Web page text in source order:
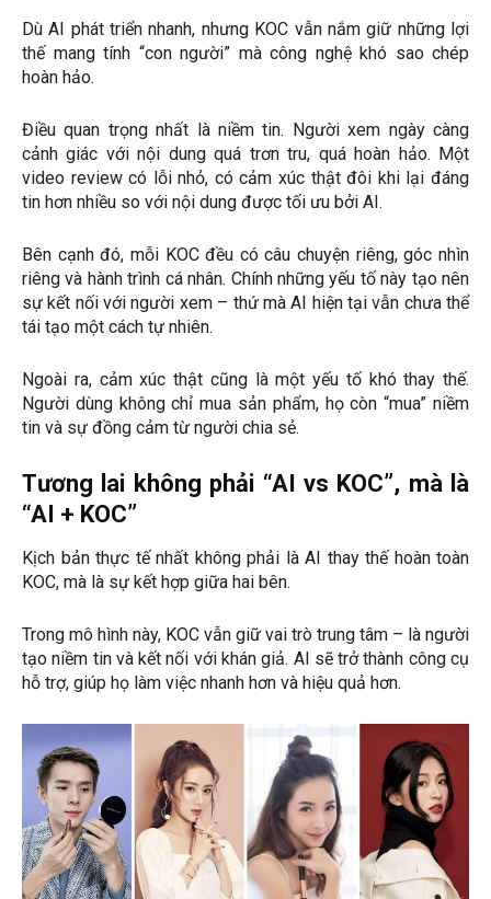
Dù AI phát triển nhanh, nhưng KOC vẫn nắm giữ những lợi
thế mang tính “con người” mà công nghệ khó sao chép
hoàn hảo.
Điều quan trọng nhất là niềm tin. Người xem ngày càng
cảnh giác với nội dung quá trơn tru, quá hoàn hảo. Một
video review có lỗi nhỏ, có cảm xúc thật đôi khi lại đáng
tin hơn nhiều so với nội dung được tối ưu bởi AI.
Bên cạnh đó, mỗi KOC đều có câu chuyện riêng, góc nhìn
riêng và hành trình cá nhân. Chính những yếu tố này tạo nên
sự kết nối với người xem – thứ mà AI hiện tại vẫn chưa thể
tái tạo một cách tự nhiên.
Ngoài ra, cảm xúc thật cũng là một yếu tố khó thay thế.
Người dùng không chỉ mua sản phẩm, họ còn “mua” niềm
tin và sự đồng cảm từ người chia sẻ.
Tương lai không phải “AI vs KOC”, mà là
“AI + KOC”
Kịch bản thực tế nhất không phải là AI thay thế hoàn toàn
KOC, mà là sự kết hợp giữa hai bên.
Trong mô hình này, KOC vẫn giữ vai trò trung tâm – là người
tạo niềm tin và kết nối với khán giả. AI sẽ trở thành công cụ
hỗ trợ, giúp họ làm việc nhanh hơn và hiệu quả hơn.